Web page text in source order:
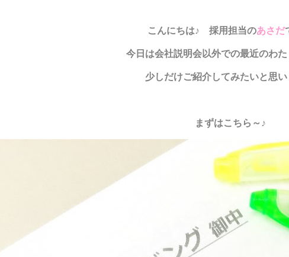
こんにちは♪ 採用担当のあさだ
今日は会社説明会以外での最近のわ
少しだけご紹介してみたいと思
まずはこちら～♪